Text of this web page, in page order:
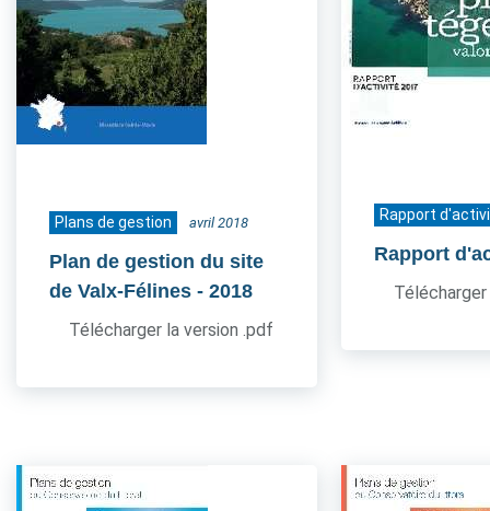
Plans de gestion avril 2018
Plan de gestion du site
de Valx-Félines - 2018
Télécharger la version .pdf
Rapport
Rapport